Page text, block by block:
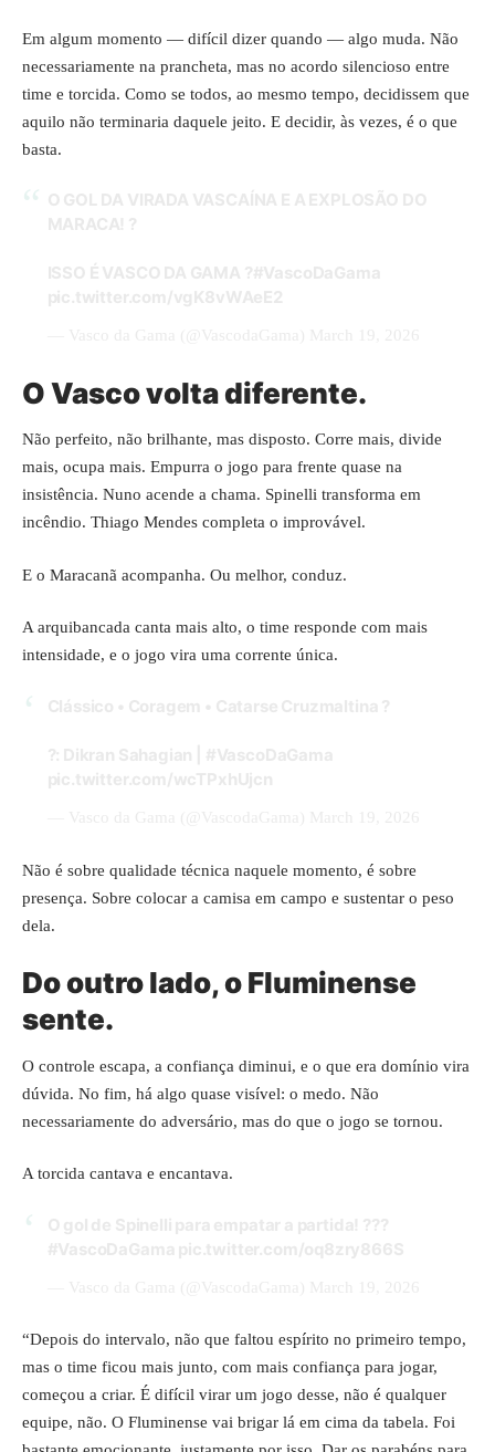
Em algum momento — difícil dizer quando — algo muda. Não
necessariamente na prancheta, mas no acordo silencioso entre
time e torcida. Como se todos, ao mesmo tempo, decidissem que
aquilo não terminaria daquele jeito. E decidir, às vezes, é o que
basta.
O Vasco volta diferente.
Não perfeito, não brilhante, mas disposto. Corre mais, divide
mais, ocupa mais. Empurra o jogo para frente quase na
insistência. Nuno acende a chama. Spinelli transforma em
incêndio. Thiago Mendes completa o improvável.
E o Maracanã acompanha. Ou melhor, conduz.
A arquibancada canta mais alto, o time responde com mais
intensidade, e o jogo vira uma corrente única.
Não é sobre qualidade técnica naquele momento, é sobre
presença. Sobre colocar a camisa em campo e sustentar o peso
dela.
Do outro lado, o Fluminense
sente.
O controle escapa, a confiança diminui, e o que era domínio vira
dúvida. No fim, há algo quase visível: o medo. Não
necessariamente do adversário, mas do que o jogo se tornou.
A torcida cantava e encantava.
“Depois do intervalo, não que faltou espírito no primeiro tempo,
mas o time ficou mais junto, com mais confiança para jogar,
começou a criar. É difícil virar um jogo desse, não é qualquer
equipe, não. O Fluminense vai brigar lá em cima da tabela. Foi